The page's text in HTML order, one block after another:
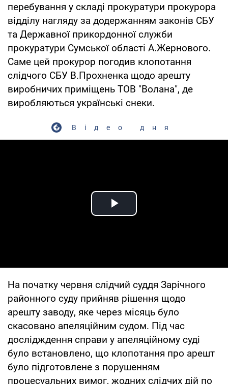
перебування у складі прокуратури прокурора
відділу нагляду за додержанням законів СБУ
та Державної прикордонної служби
прокуратури Сумської області А.Жернового.
Саме цей прокурор погодив клопотання
слідчого СБУ В.Прохненка щодо арешту
виробничих приміщень ТОВ "Волана", де
виробляються українські снеки.
Відео дня
Play Video
На початку червня слідчий суддя Зарічного
районного суду прийняв рішення щодо
арешту заводу, яке через місяць було
скасовано апеляційним судом. Під час
дослідждення справи у апеляційному суді
було встановлено, що клопотання про арешт
було підготовлене з порушенням
процесуальних вимог, жодних слідчих дій по